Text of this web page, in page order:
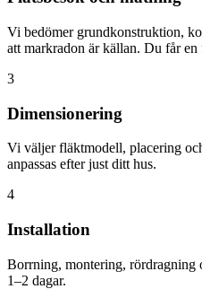
Vi bedömer grundkonstruktion,
att markradon är källan. Du får en
3
Dimensionering
Vi väljer fläktmodell, placering
anpassas efter just ditt hus.
4
Installation
Borrning, montering, rördragning
1–2 dagar.